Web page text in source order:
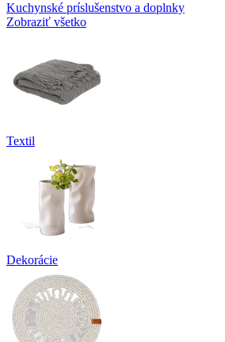
Kuchynské príslušenstvo a doplnky
Zobraziť všetko
Textil
Dekorácie